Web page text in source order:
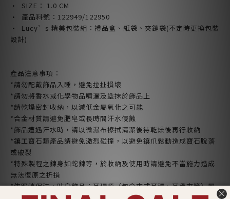
· SIZE ： 1.0 CM
· 產品料號：122949/122950
· Lucy’s 精美包裝組：禮品盒、紙袋、夾鏈袋(不定時更換包裝
設計)
產品注意事項：
*請勿配戴飾品入睡，避免拉扯損壞
*請勿將香水或化學物品噴灑及塗抹於飾品上
*請乾燥密封收納，以減低金屬氧化之可能
*合金材質請避免肥皂或長時間汗水侵蝕
*飾品遭遇汗水時，請以微濕布擦拭清潔後待乾燥後再行收納
*鑲工寶石類產品請避免激烈碰撞，以避免鑲爪鬆動造成寶石脫落
或破裂
*特殊製程之鍊身如蛇鍊等，於收納及使用時請避免不當施力造成
無法復原之折損
*依照消保法，貼身飾品：耳環類（包含夾式耳環、耳骨夾等）屬